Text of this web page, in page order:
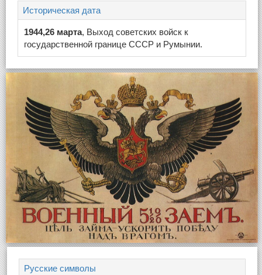
Историческая дата
1944,26 марта, Выход советских войск к
государственной границе СССР и Румынии.
Русские символы